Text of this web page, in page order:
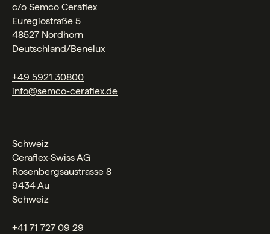
c/o Semco Ceraflex
Euregiostraße 5
48527 Nordhorn
Deutschland/Benelux
+49 5921 30800
info@semco-ceraflex.de
Schweiz
Ceraflex‑Swiss AG
Rosenbergsaustrasse 8
9434 Au
Schweiz
+41 71 727 09 29